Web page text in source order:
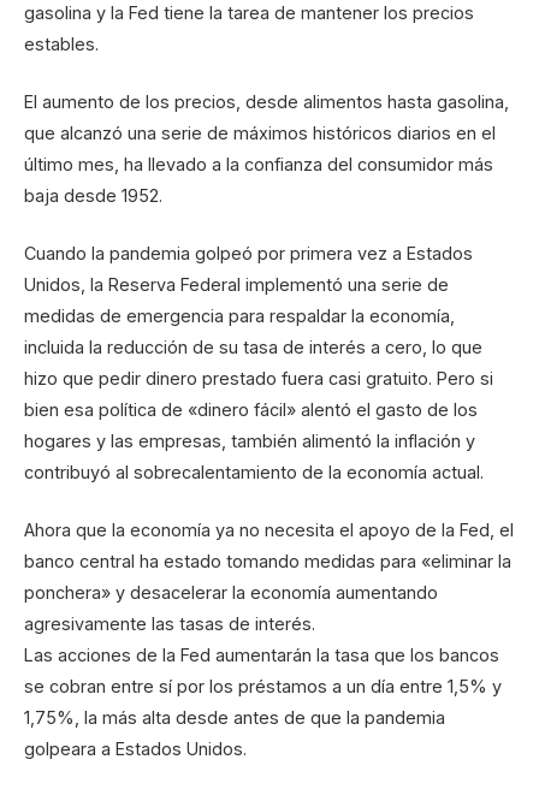
gasolina y la Fed tiene la tarea de mantener los precios
estables.
El aumento de los precios, desde alimentos hasta gasolina,
que alcanzó una serie de máximos históricos diarios en el
último mes, ha llevado a la confianza del consumidor más
baja desde 1952.
Cuando la pandemia golpeó por primera vez a Estados
Unidos, la Reserva Federal implementó una serie de
medidas de emergencia para respaldar la economía,
incluida la reducción de su tasa de interés a cero, lo que
hizo que pedir dinero prestado fuera casi gratuito. Pero si
bien esa política de «dinero fácil» alentó el gasto de los
hogares y las empresas, también alimentó la inflación y
contribuyó al sobrecalentamiento de la economía actual.
Ahora que la economía ya no necesita el apoyo de la Fed, el
banco central ha estado tomando medidas para «eliminar la
ponchera» y desacelerar la economía aumentando
agresivamente las tasas de interés.
Las acciones de la Fed aumentarán la tasa que los bancos
se cobran entre sí por los préstamos a un día entre 1,5% y
1,75%, la más alta desde antes de que la pandemia
golpeara a Estados Unidos.